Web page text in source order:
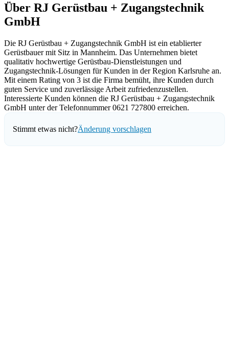
Über RJ Gerüstbau + Zugangstechnik
GmbH
Die RJ Gerüstbau + Zugangstechnik GmbH ist ein etablierter
Gerüstbauer mit Sitz in Mannheim. Das Unternehmen bietet
qualitativ hochwertige Gerüstbau-Dienstleistungen und
Zugangstechnik-Lösungen für Kunden in der Region Karlsruhe an.
Mit einem Rating von 3 ist die Firma bemüht, ihre Kunden durch
guten Service und zuverlässige Arbeit zufriedenzustellen.
Interessierte Kunden können die RJ Gerüstbau + Zugangstechnik
GmbH unter der Telefonnummer 0621 727800 erreichen.
Stimmt etwas nicht?Änderung vorschlagen